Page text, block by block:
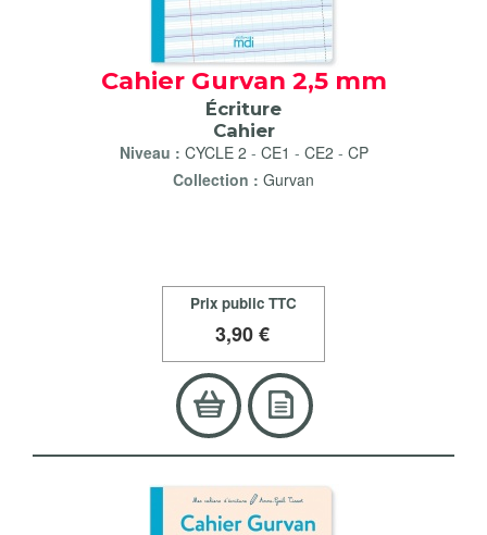
Cahier Gurvan 2,5 mm
Écriture
Cahier
Niveau : CYCLE 2 - CE1 - CE2 - CP
Collection : Gurvan
Prix public TTC
3,90 €